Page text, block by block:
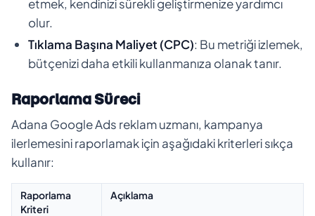
etmek, kendinizi sürekli geliştirmenize yardımcı
olur.
Tıklama Başına Maliyet (CPC): Bu metriği izlemek,
bütçenizi daha etkili kullanmanıza olanak tanır.
Raporlama Süreci
Adana Google Ads reklam uzmanı, kampanya
ilerlemesini raporlamak için aşağıdaki kriterleri sıkça
kullanır:
Raporlama
Kriteri
Açıklama